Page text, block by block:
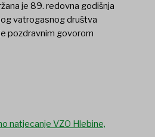
je 89. redovna godišnja
vatrogasnog društva
pozdravnim govorom